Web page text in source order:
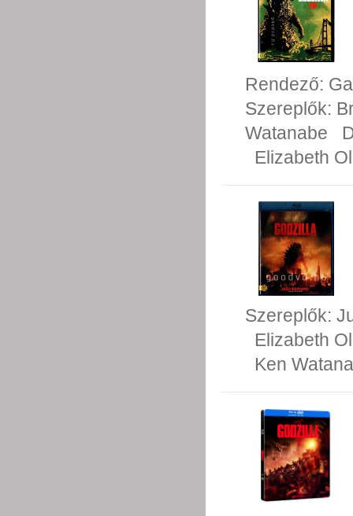
Rendező:
Szereplők:
Watanabe
Elizabeth
Szereplők:
Elizabeth
Ken